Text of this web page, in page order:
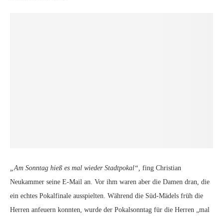
„Am Sonntag hieß es mal wieder Stadtpokal“, fing Christian
Neukammer seine E-Mail an. Vor ihm waren aber die Damen dran, die
ein echtes Pokalfinale ausspielten. Während die Süd-Mädels früh die
Herren anfeuern konnten, wurde der Pokalsonntag für die Herren „mal